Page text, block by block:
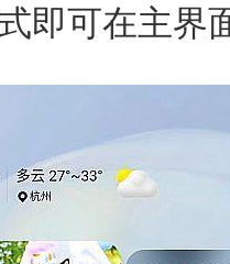
即可在主界